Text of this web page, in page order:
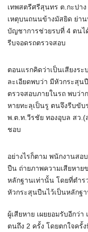
เทพสตรีศรีสุนทร ต.กะปา
เหตุบนถนนข้างมัสยิด ย่า
บัญชาการช่วยรบที่ 4 ตนไ
รีบจอดรถตรวจสอบ
ตอนแรกคิดว่าเป็นเสียงร
ละเอียดพบว่า มีหัวกระสุ
ตรวจสอบภายในรถ พบว่า
หายทะลุเป็นรู ตนจึงรีบขับ
พ.ต.ท.วีรชัย ทองอุบล สว
ชอบ
อย่างไรก็ตาม พนักงานส
ปืน ถ่ายภาพความเสียหาย
หลักฐานเท่านั้น โดยที่ตำร
หัวกระสุนปืนไว้เป็นหลักฐ
ผู้เสียหาย เผยยอมรับอีกว่
ตนถึง 2 ครั้ง โดยตกใจครั้